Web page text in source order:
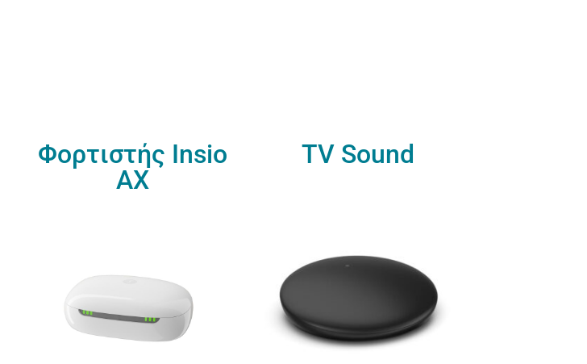
Φορτιστής Insio
ΑΧ
TV Sound